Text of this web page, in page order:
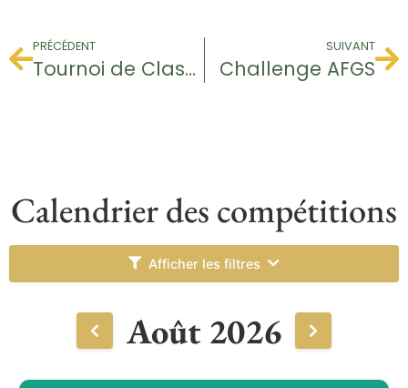
PRÉCÉDENT
Tournoi de Classement
SUIVANT
Challenge AFGS
Calendrier des compétitions
Afficher les filtres
Août 2026